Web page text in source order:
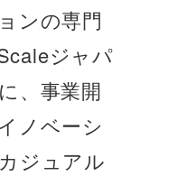
ンの専門
ジャパ
、事業開
ノベーシ
ジュアル